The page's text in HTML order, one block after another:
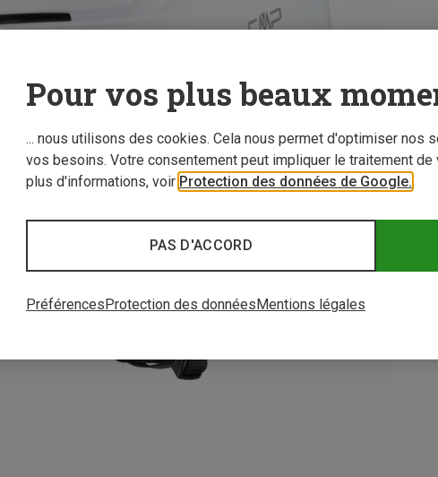
Pour vos plus beaux
... nous utilisons des cookies. Cela nous permet d'optimiser nos
vos besoins. Votre consentement peut impliquer le traitement
plus d'informations, voir Protection des données de Google.
PAS D'ACCORD
PréférencesProtection des donnéesMentions légales